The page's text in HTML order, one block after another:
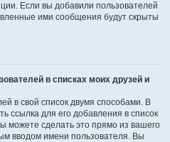
Если вы добавили пользователей
ими сообщения будут скрыты
в списках моих друзей и
в свой список двумя способами. В
ссылка для его добавления в список
можете сделать это прямо из вашего
вводом имени пользователя. Вы